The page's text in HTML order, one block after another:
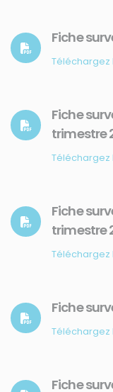
Fiche
Fiche
trimestre
Fiche
trimestre
Fiche
Fiche